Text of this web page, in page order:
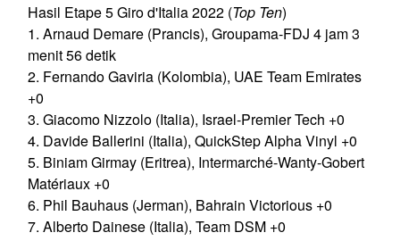
Hasil Etape 5 Giro d'Italia 2022 (Top Ten)
1. Arnaud Demare (Prancis), Groupama-FDJ 4 jam 3
menit 56 detik
2. Fernando Gaviria (Kolombia), UAE Team Emirates
+0
3. Giacomo Nizzolo (Italia), Israel-Premier Tech +0
4. Davide Ballerini (Italia), QuickStep Alpha Vinyl +0
5. Biniam Girmay (Eritrea), Intermarché-Wanty-Gobert
Matériaux +0
6. Phil Bauhaus (Jerman), Bahrain Victorious +0
7. Alberto Dainese (Italia), Team DSM +0